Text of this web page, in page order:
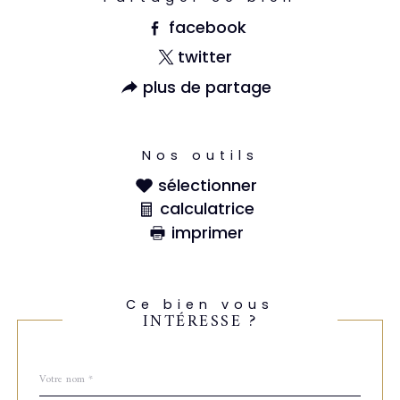
facebook
twitter
plus de partage
Nos outils
sélectionner
calculatrice
imprimer
Ce bien vous
INTÉRESSE ?
par
*